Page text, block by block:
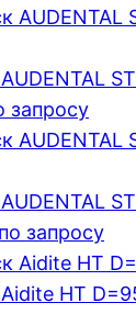
запросу
запросу
HT